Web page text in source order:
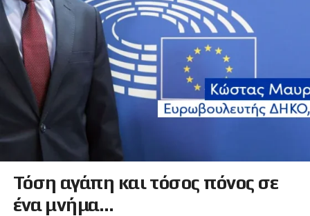
Τόση αγάπη και τόσος πόνος σε
ένα μνήμα…